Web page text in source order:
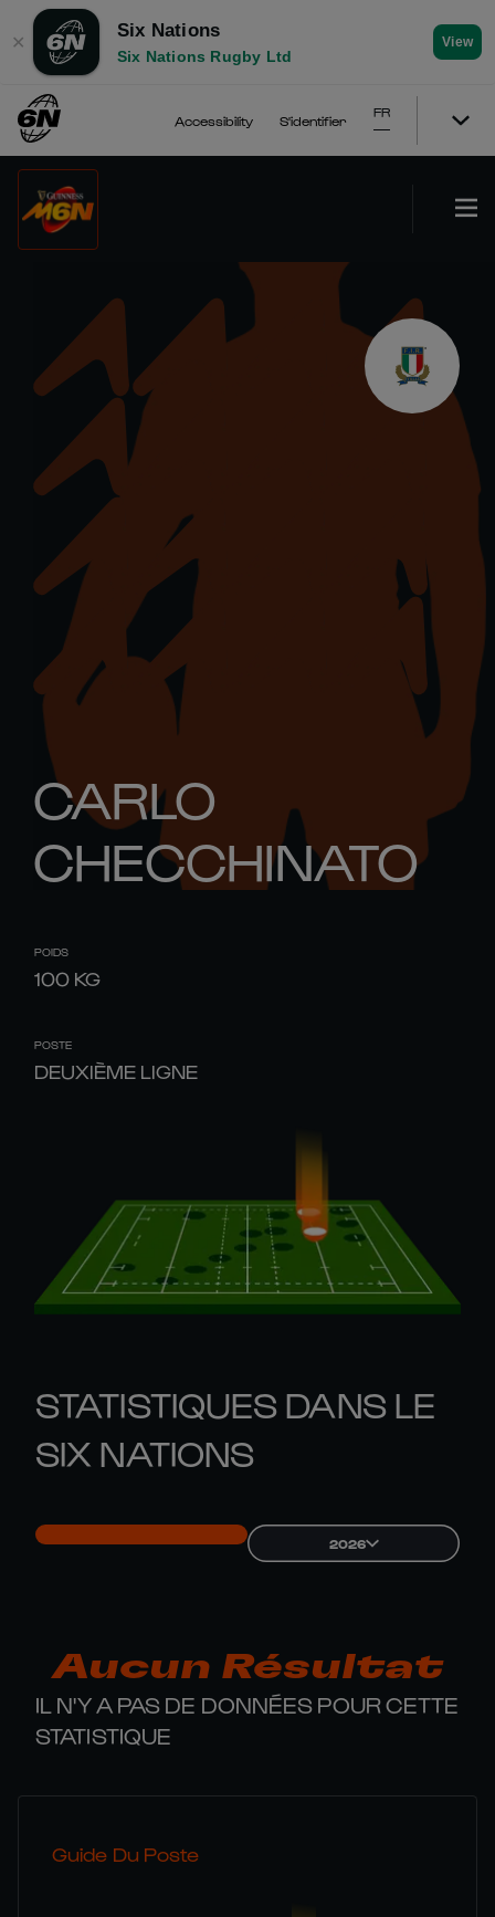
✕
Six Nations
Six Nations Rugby Ltd
View
Accessibility S'identifier
FR
CARLO
CHECCHINATO
POIDS
100 KG
POSTE
DEUXIÈME LIGNE
STATISTIQUES DANS LE
SIX NATIONS
2026
Aucun Résultat
IL N'Y A PAS DE DONNÉES POUR CETTE
STATISTIQUE
Guide Du Poste